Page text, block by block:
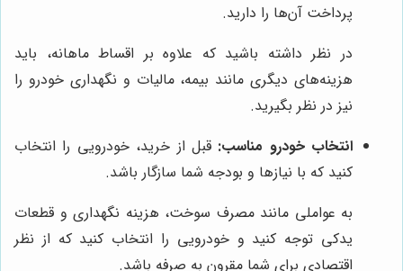
پرداخت آن‌ها را دارید.
در نظر داشته باشید که علاوه بر اقساط ماهانه، باید
هزینه‌های دیگری مانند بیمه، مالیات و نگهداری خودرو را
نیز در نظر بگیرید.
انتخاب خودرو مناسب: قبل از خرید، خودرویی را انتخاب
کنید که با نیازها و بودجه شما سازگار باشد.
به عواملی مانند مصرف سوخت، هزینه نگهداری و قطعات
یدکی توجه کنید و خودرویی را انتخاب کنید که از نظر
اقتصادی برای شما مقرون به صرفه باشد.